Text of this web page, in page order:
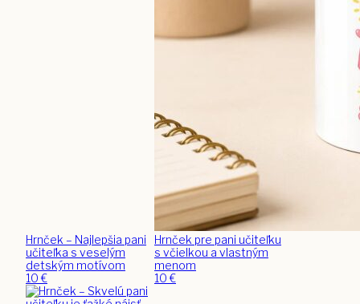
Hrnček – Najlepšia pani
učiteľka s veselým
detským motívom
10€
Hrnček pre pani učiteľku
s včielkou a vlastným
menom
10€